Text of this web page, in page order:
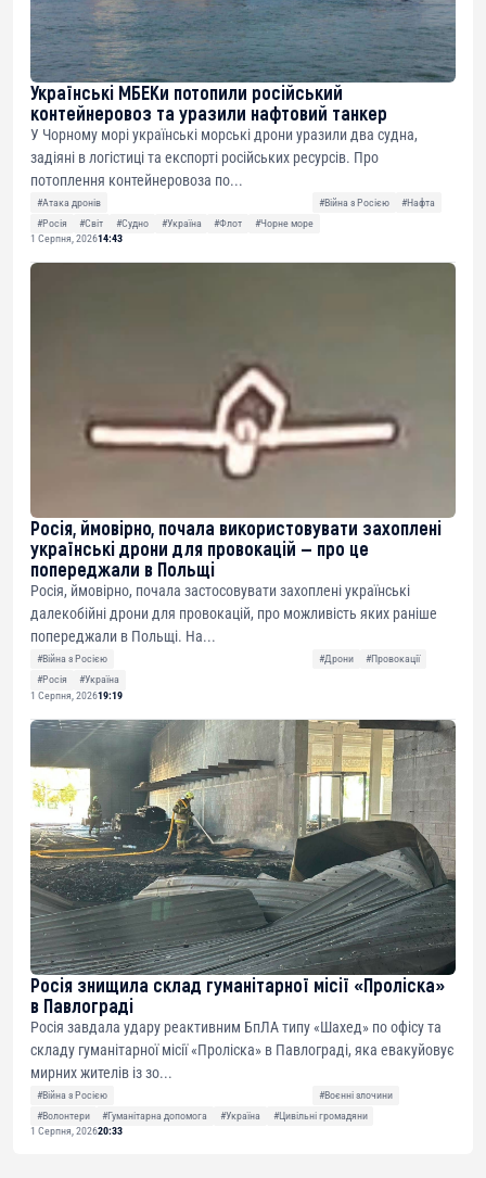
Українські МБЕКи потопили російський
контейнеровоз та уразили нафтовий танкер
У Чорному морі українські морські дрони уразили два судна,
задіяні в логістиці та експорті російських ресурсів. Про
потоплення контейнеровоза по...
#Атака дронів #Війна з Росією
#Нафта
#Росія
#Світ #Судно #Україна #Флот
#Чорне море
1 Серпня, 202614:43
Росія, ймовірно, почала використовувати захоплені
українські дрони для провокацій — про це
попереджали в Польщі
Росія, ймовірно, почала застосовувати захоплені українські
далекобійні дрони для провокацій, про можливість яких раніше
попереджали в Польщі. На...
#Війна з Росією #Дрони
#Провокації
#Росія
#Україна
1 Серпня, 202619:19
Росія знищила склад гуманітарної місії «Проліска»
в Павлограді
Росія завдала удару реактивним БпЛА типу «Шахед» по офісу та
складу гуманітарної місії «Проліска» в Павлограді, яка евакуйовує
мирних жителів із зо...
#Війна з Росією
#Воєнні злочини
#Волонтери
#Гуманітарна допомога #Україна
#Цивільні громадяни
1 Серпня, 202620:33